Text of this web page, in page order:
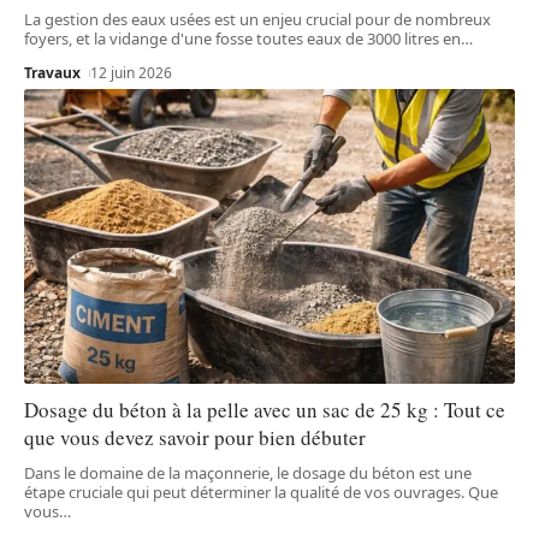
La gestion des eaux usées est un enjeu crucial pour de nombreux
foyers, et la vidange d'une fosse toutes eaux de 3000 litres en…
Travaux 12 juin 2026
Dosage du béton à la pelle avec un sac de 25 kg : Tout ce
que vous devez savoir pour bien débuter
Dans le domaine de la maçonnerie, le dosage du béton est une
étape cruciale qui peut déterminer la qualité de vos ouvrages. Que
vous…